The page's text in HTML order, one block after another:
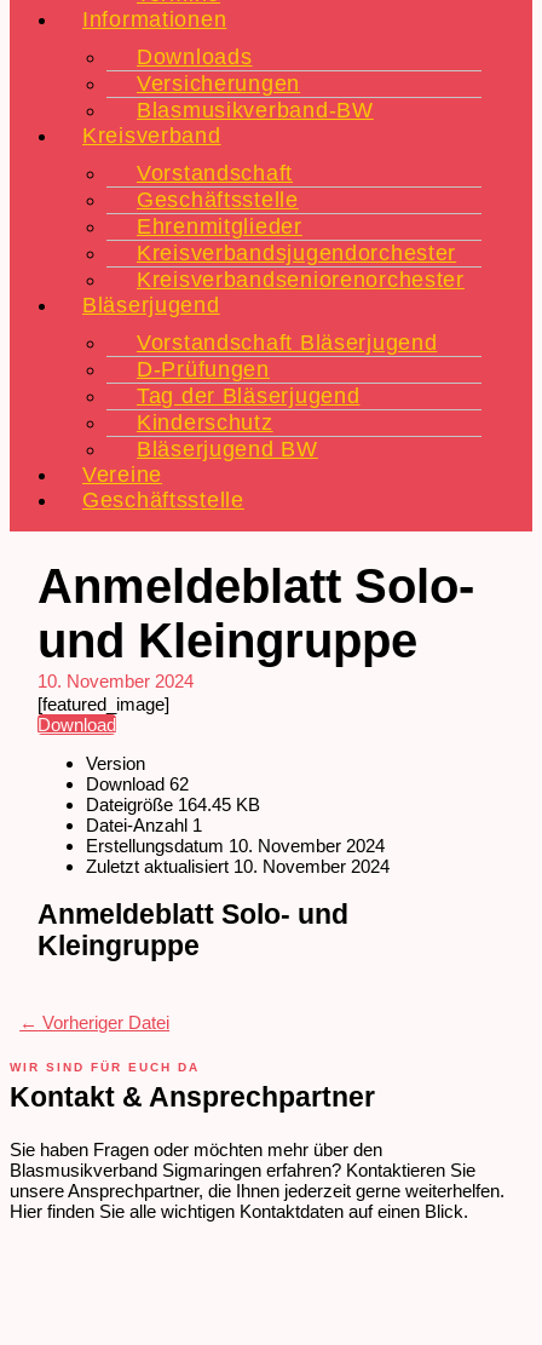
Informationen
Downloads
Versicherungen
Blasmusikverband-BW
Kreisverband
Vorstandschaft
Geschäftsstelle
Ehrenmitglieder
Kreisverbandsjugendorchester
Kreisverbandseniorenorchester
Bläserjugend
Vorstandschaft Bläserjugend
D-Prüfungen
Tag der Bläserjugend
Kinderschutz
Bläserjugend BW
Vereine
Geschäftsstelle
Anmeldeblatt Solo-
und Kleingruppe
10. November 2024
[featured_image]
Download
Version
Download62
Dateigröße 164.45 KB
Datei-Anzahl 1
Erstellungsdatum 10. November 2024
Zuletzt aktualisiert 10. November 2024
Anmeldeblatt Solo- und
Kleingruppe
← Vorheriger Datei
WIR SIND FÜR EUCH DA
Kontakt & Ansprechpartner
Sie haben Fragen oder möchten mehr über den
Blasmusikverband Sigmaringen erfahren? Kontaktieren Sie
unsere Ansprechpartner, die Ihnen jederzeit gerne weiterhelfen.
Hier finden Sie alle wichtigen Kontaktdaten auf einen Blick.